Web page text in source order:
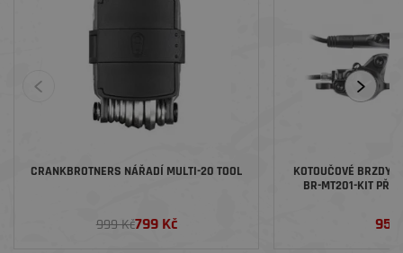
CRANKBROTNERS NÁŘADÍ MULTI-20 TOOL
999 Kč799 Kč
KOTOUČOVÉ BRZDY SET SHIMANO
BR-MT201-KIT
952